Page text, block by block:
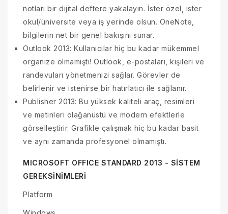
notları bir dijital deftere yakalayın. İster özel, ister
okul/üniversite veya iş yerinde olsun. OneNote,
bilgilerin net bir genel bakışını sunar.
Outlook 2013: Kullanıcılar hiç bu kadar mükemmel
organize olmamıştı! Outlook, e-postaları, kişileri ve
randevuları yönetmenizi sağlar. Görevler de
belirlenir ve istenirse bir hatırlatıcı ile sağlanır.
Publisher 2013: Bu yüksek kaliteli araç, resimleri
ve metinleri olağanüstü ve modern efektlerle
görselleştirir. Grafikle çalışmak hiç bu kadar basit
ve aynı zamanda profesyonel olmamıştı.
MICROSOFT OFFICE STANDARD 2013 - SİSTEM
GEREKSİNİMLERİ
Platform